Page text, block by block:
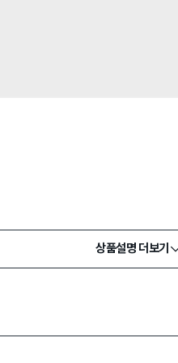
상품설명 더보기